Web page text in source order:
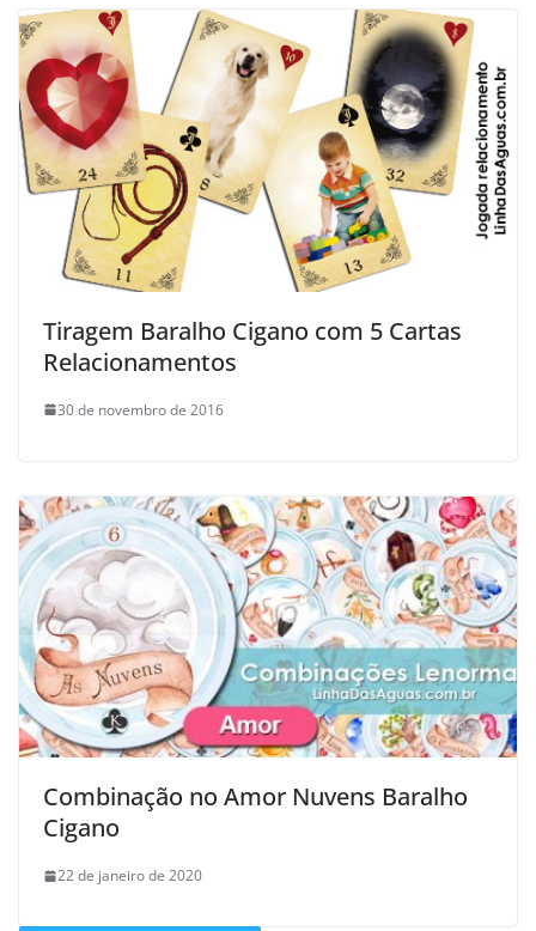
Tiragem Baralho Cigano com 5 Cartas
Relacionamentos
30 de novembro de 2016
Combinação no Amor Nuvens Baralho
Cigano
22 de janeiro de 2020